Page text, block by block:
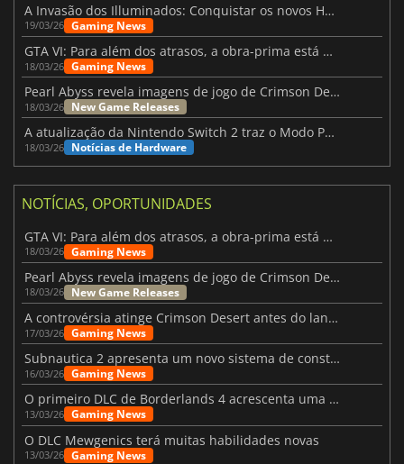
A Invasão dos Illuminados: Conquistar os novos Helldivers 2 Atualização!
19/03/26 Gaming News
GTA VI: Para além dos atrasos, a obra-prima está quase a chegar
18/03/26 Gaming News
Pearl Abyss revela imagens de jogo de Crimson Desert para a PS5
18/03/26 New Game Releases
A atualização da Nintendo Switch 2 traz o Modo Portátil aos jogos mais antigos da Switch
18/03/26 Notícias de Hardware
NOTÍCIAS, OPORTUNIDADES
GTA VI: Para além dos atrasos, a obra-prima está quase a chegar
18/03/26 Gaming News
Pearl Abyss revela imagens de jogo de Crimson Desert para a PS5
18/03/26 New Game Releases
A controvérsia atinge Crimson Desert antes do lançamento
17/03/26 Gaming News
Subnautica 2 apresenta um novo sistema de construção de bases
16/03/26 Gaming News
O primeiro DLC de Borderlands 4 acrescenta uma nova personagem e muito mais
13/03/26 Gaming News
O DLC Mewgenics terá muitas habilidades novas
13/03/26 Gaming News